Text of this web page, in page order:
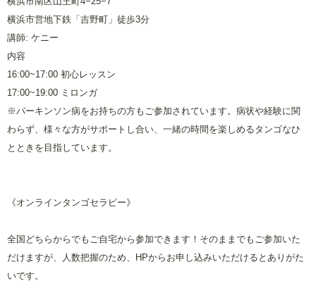
横浜市営地下鉄「吉野町」徒歩3分
講師: ケニー
内容
16:00~17:00 初心レッスン
17:00~19:00 ミロンガ
※パーキンソン病をお持ちの方もご参加されています。病状や経験に関
わらず、様々な方がサポートし合い、一緒の時間を楽しめるタンゴなひ
とときを目指しています。
《オンラインタンゴセラピー》
全国どちらからでもご自宅から参加できます！そのままでもご参加いた
だけますが、人数把握のため、HPからお申し込みいただけるとありがた
いです。